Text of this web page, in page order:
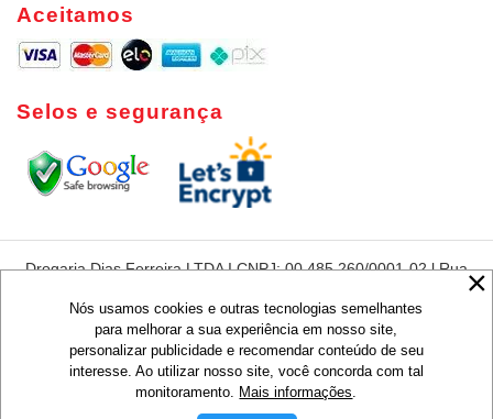
Aceitamos
Selos e segurança
Drogaria Dias Ferreira LTDA I CNPJ: 00.485.260/0001-02 l Rua
050
Preços e condições de pagamentos são exclusivos para compras via
Internet, válidos para o dia de hoje ou enquanto durarem nossos
estoques, não sendo obrigatoriamente o mesmo que os praticados em
lojas.
Nós usamos cookies e outras tecnologias semelhantes
para melhorar a sua experiência em nosso site,
personalizar publicidade e recomendar conteúdo de seu
interesse. Ao utilizar nosso site, você concorda com tal
monitoramento. Mais informações.